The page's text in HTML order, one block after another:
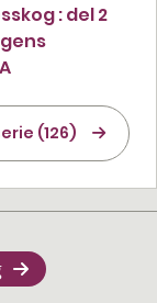
: del 2
(126)